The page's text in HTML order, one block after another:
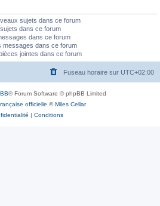
sujets dans ce forum
dans ce forum
dans ce forum
messages dans ce forum
jointes dans ce forum
Fuseau horaire sur UTC+02:00
® Forum Software © phpBB Limited
officielle ©Miles Cellar
| Conditions